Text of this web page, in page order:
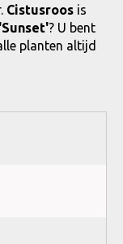
Cistusroos is
? U bent
planten altijd